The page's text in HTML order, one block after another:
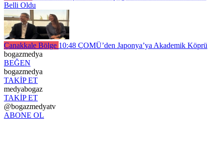
Belli Oldu
Çanakkale Bölge 10:48 ÇOMÜ’den Japonya’ya Akademik Köprü
bogazmedya
BEĞEN
bogazmedya
TAKİP ET
medyabogaz
TAKİP ET
@bogazmedyatv
ABONE OL